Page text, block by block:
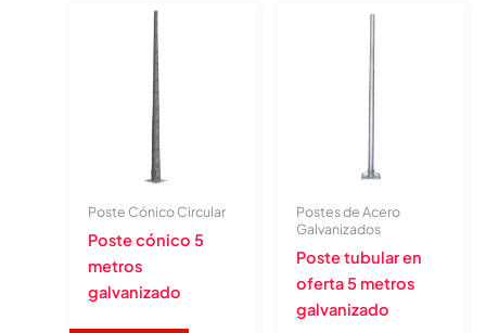
Poste Cónico Circular
Poste cónico 5
metros
galvanizado
Postes de Acero
Galvanizados
Poste tubular en
oferta 5 metros
galvanizado